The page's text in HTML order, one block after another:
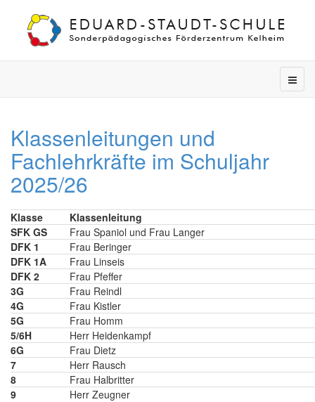
Klassenleitungen und
Fachlehrkräfte im Schuljahr
2025/26
Klasse
Klassenleitung
SFK GS
Frau Spaniol und Frau Langer
DFK 1
Frau Beringer
DFK 1A
Frau Linseis
DFK 2
Frau Pfeffer
3G
Frau Reindl
4G
Frau Kistler
5G
Frau Homm
5/6H
Herr Heidenkampf
6G
Frau Dietz
7
Herr Rausch
8
Frau Halbritter
9
Herr Zeugner